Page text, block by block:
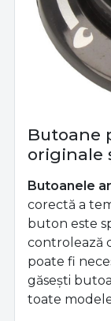
Butoane
originale
Butoanele
corectă a
buton este
controlează
poate fi
găsești
toate